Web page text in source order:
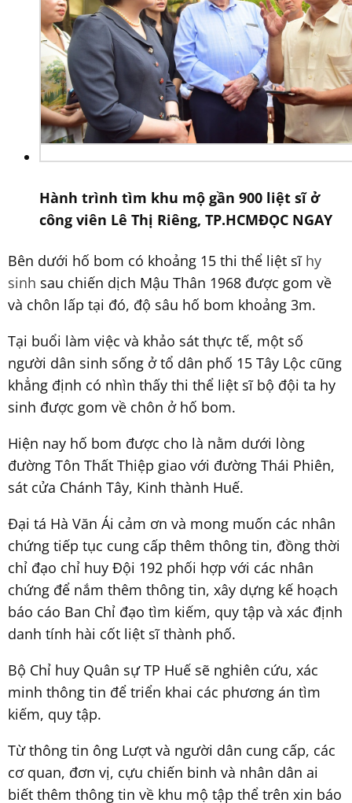
Hành trình tìm khu mộ gần 900 liệt sĩ ở
công viên Lê Thị Riêng, TP.HCMĐỌC NGAY
Bên dưới hố bom có khoảng 15 thi thể liệt sĩ hy
sinh sau chiến dịch Mậu Thân 1968 được gom về
và chôn lấp tại đó, độ sâu hố bom khoảng 3m.
Tại buổi làm việc và khảo sát thực tế, một số
người dân sinh sống ở tổ dân phố 15 Tây Lộc cũng
khẳng định có nhìn thấy thi thể liệt sĩ bộ đội ta hy
sinh được gom về chôn ở hố bom.
Hiện nay hố bom được cho là nằm dưới lòng
đường Tôn Thất Thiệp giao với đường Thái Phiên,
sát cửa Chánh Tây, Kinh thành Huế.
Đại tá Hà Văn Ái cảm ơn và mong muốn các nhân
chứng tiếp tục cung cấp thêm thông tin, đồng thời
chỉ đạo chỉ huy Đội 192 phối hợp với các nhân
chứng để nắm thêm thông tin, xây dựng kế hoạch
báo cáo Ban Chỉ đạo tìm kiếm, quy tập và xác định
danh tính hài cốt liệt sĩ thành phố.
Bộ Chỉ huy Quân sự TP Huế sẽ nghiên cứu, xác
minh thông tin để triển khai các phương án tìm
kiếm, quy tập.
Từ thông tin ông Lượt và người dân cung cấp, các
cơ quan, đơn vị, cựu chiến binh và nhân dân ai
biết thêm thông tin về khu mộ tập thể trên xin báo